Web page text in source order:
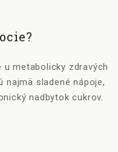
u metabolicky zdravých
najmä sladené nápoje,
nadbytok cukrov.